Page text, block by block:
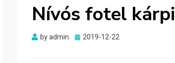
Nívós fotel
byadmin
Posted
2019-12-22